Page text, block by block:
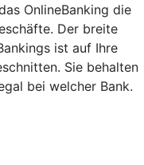
OnlineBanking die
Der breite
ist auf Ihre
Sie behalten
bei welcher Bank.